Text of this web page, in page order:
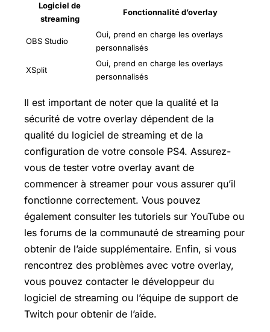
Logiciel de
streaming
Fonctionnalité d’overlay
OBS Studio
Oui, prend en charge les overlays
personnalisés
XSplit
Oui, prend en charge les overlays
personnalisés
Il est important de noter que la qualité et la
sécurité de votre overlay dépendent de la
qualité du logiciel de streaming et de la
configuration de votre console PS4. Assurez-
vous de tester votre overlay avant de
commencer à streamer pour vous assurer qu’il
fonctionne correctement. Vous pouvez
également consulter les tutoriels sur YouTube ou
les forums de la communauté de streaming pour
obtenir de l’aide supplémentaire. Enfin, si vous
rencontrez des problèmes avec votre overlay,
vous pouvez contacter le développeur du
logiciel de streaming ou l’équipe de support de
Twitch pour obtenir de l’aide.